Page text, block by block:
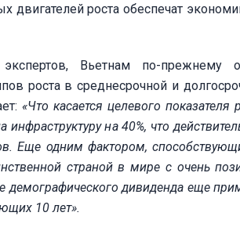
двигателей роста обеспечат
Вьетнам по-прежнему
роста в среднесрочной и
«Что касается целевого
на 40%, что
Еще одним фактором,
страной в мире с очень
демографического дивиденда еще
10 лет».